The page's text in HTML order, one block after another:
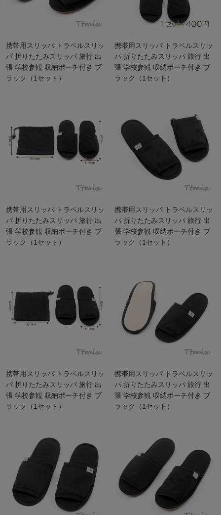
携帯用スリッパ トラベルスリッ
パ 折りたたみスリッパ 旅行 出
張 学校参観 収納ポーチ付き ブ
ラック（1セット）
携帯用スリッパ トラベルスリッ
パ 折りたたみスリッパ 旅行 出
張 学校参観 収納ポーチ付き ブ
ラック（1セット）
携帯用スリッパ トラベルスリッ
パ 折りたたみスリッパ 旅行 出
張 学校参観 収納ポーチ付き ブ
ラック（1セット）
携帯用スリッパ トラベルスリッ
パ 折りたたみスリッパ 旅行 出
張 学校参観 収納ポーチ付き ブ
ラック（1セット）
携帯用スリッパ トラベルスリッ
パ 折りたたみスリッパ 旅行 出
張 学校参観 収納ポーチ付き ブ
ラック（1セット）
携帯用スリッパ トラベルスリッ
パ 折りたたみスリッパ 旅行 出
張 学校参観 収納ポーチ付き ブ
ラック（1セット）